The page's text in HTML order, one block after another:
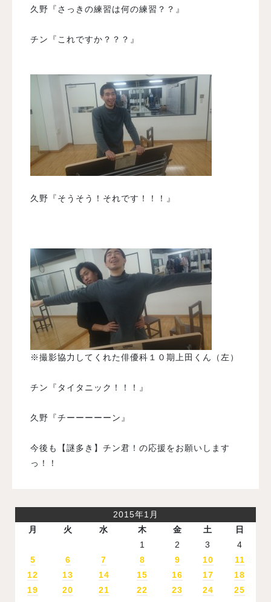
久野『さっきの練習は何の練習？？』
チン『これですか？？？』
久野『そうそう！それです！！！』
※撮影協力してくれた俳優科１０期上田くん（左）
チン『タイタニック！！！』
久野『チーーーーーン』
今後も【謎多き】チン君！の応援をお願いします
っ！！
2015年1月
月
火 水 木 金 土
日
1
2 3
4
5
6 7 8 9 10
11
12
13 14 15 16 17
18
19
20 21 22 23 24
25